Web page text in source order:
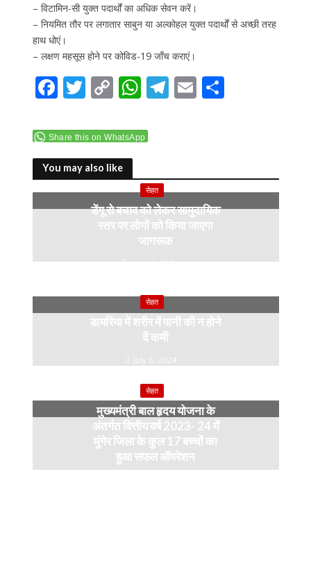
– विटामिन-सी युक्त पदार्थों का अधिक सेवन करें।
– नियमित तौर पर लगातार साबुन या अल्कोहल युक्त पदार्थों से अच्छी तरह
हाथ धोएं।
– लक्षण महसूस होने पर कोविड-19 जाँच कराएं।
F
e
b
o
o
T
itt
er
C
p
y
Li
n
k
W
at
A
p
p
T
a
m
E S
Share this on WhatsApp
You may also like
सेहत
डेंगू से बचाव को लेकर सामुदायिक
स्तर पर लोगों को किया जाएगा
जागरूक
July 10, 2024
सेहत
डायरिया में शरीर में पानी की न होने
दें कमी
July 6, 2024
सेहत
मुख्यमंत्री बाल हृदय योजना के
अंतर्गत वित्तीय वर्ष 2023- 24 में
मुंगेर जिला के कुल 17 बच्चों का
हुआ सफल ऑपरेशन